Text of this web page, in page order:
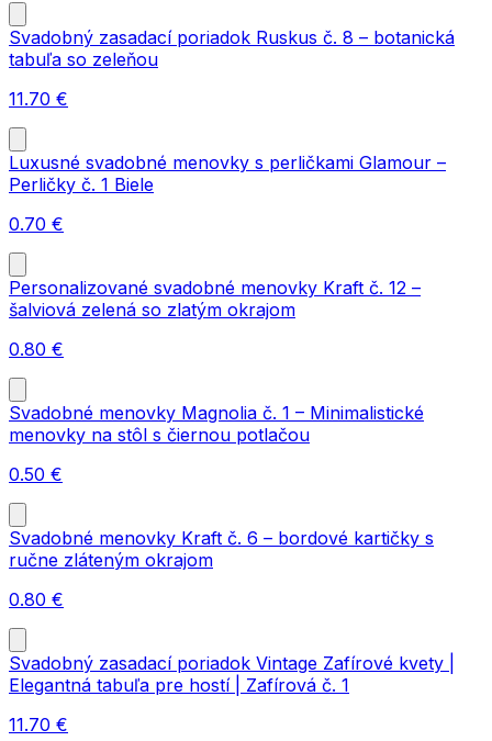
Svadobný zasadací poriadok Ruskus č. 8 – botanická
tabuľa so zeleňou
11.70 €
Luxusné svadobné menovky s perličkami Glamour –
Perličky č. 1 Biele
0.70 €
Personalizované svadobné menovky Kraft č. 12 –
šalviová zelená so zlatým okrajom
0.80 €
Svadobné menovky Magnolia č. 1 – Minimalistické
menovky na stôl s čiernou potlačou
0.50 €
Svadobné menovky Kraft č. 6 – bordové kartičky s
ručne zláteným okrajom
0.80 €
Svadobný zasadací poriadok Vintage Zafírové kvety |
Elegantná tabuľa pre hostí | Zafírová č. 1
11.70 €